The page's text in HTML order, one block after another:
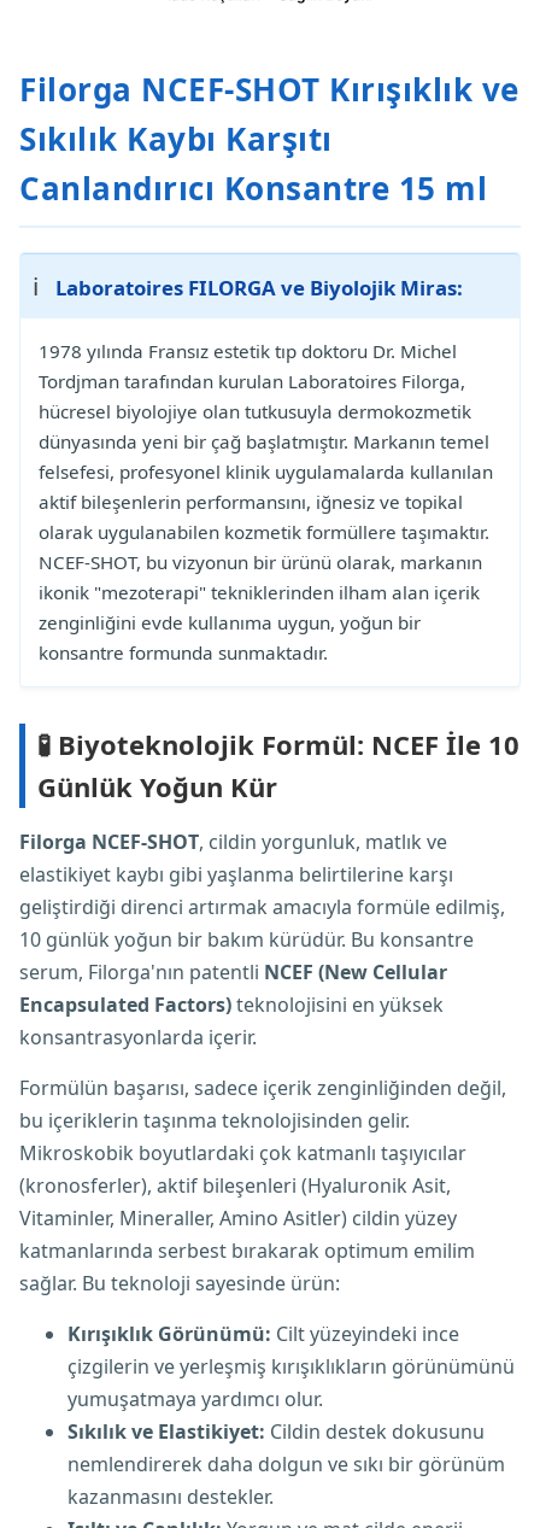
Filorga NCEF-SHOT Kırışıklık ve
Sıkılık Kaybı Karşıtı
Canlandırıcı Konsantre 15 ml
ℹ️ Laboratoires FILORGA ve Biyolojik Miras:
1978 yılında Fransız estetik tıp doktoru Dr. Michel
Tordjman tarafından kurulan Laboratoires Filorga,
hücresel biyolojiye olan tutkusuyla dermokozmetik
dünyasında yeni bir çağ başlatmıştır. Markanın temel
felsefesi, profesyonel klinik uygulamalarda kullanılan
aktif bileşenlerin performansını, iğnesiz ve topikal
olarak uygulanabilen kozmetik formüllere taşımaktır.
NCEF-SHOT, bu vizyonun bir ürünü olarak, markanın
ikonik "mezoterapi" tekniklerinden ilham alan içerik
zenginliğini evde kullanıma uygun, yoğun bir
konsantre formunda sunmaktadır.
🧪 Biyoteknolojik Formül: NCEF İle 10
Günlük Yoğun Kür
Filorga NCEF-SHOT, cildin yorgunluk, matlık ve
elastikiyet kaybı gibi yaşlanma belirtilerine karşı
geliştirdiği direnci artırmak amacıyla formüle edilmiş,
10 günlük yoğun bir bakım kürüdür. Bu konsantre
serum, Filorga'nın patentli NCEF (New Cellular
Encapsulated Factors)teknolojisini en yüksek
konsantrasyonlarda içerir.
Formülün başarısı, sadece içerik zenginliğinden değil,
bu içeriklerin taşınma teknolojisinden gelir.
Mikroskobik boyutlardaki çok katmanlı taşıyıcılar
(kronosferler), aktif bileşenleri (Hyaluronik Asit,
Vitaminler, Mineraller, Amino Asitler) cildin yüzey
katmanlarında serbest bırakarak optimum emilim
sağlar. Bu teknoloji sayesinde ürün:
Kırışıklık Görünümü: Cilt yüzeyindeki ince
çizgilerin ve yerleşmiş kırışıklıkların görünümünü
yumuşatmaya yardımcı olur.
Sıkılık ve Elastikiyet: Cildin destek dokusunu
nemlendirerek daha dolgun ve sıkı bir görünüm
kazanmasını destekler.